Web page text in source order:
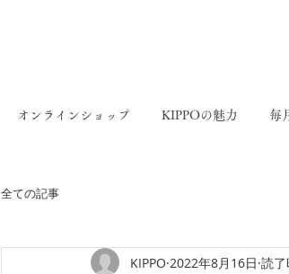
オンラインショップ KIPPOの魅力 毎
全ての記事
KIPPO 2022年8月16日 読